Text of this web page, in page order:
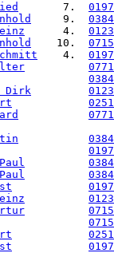
       7.
     9.
      4.
    10.
    4.
Dirk